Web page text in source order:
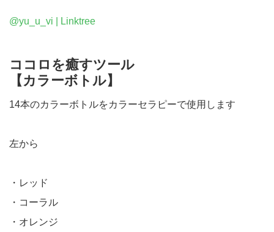
@yu_u_vi | Linktree
ココロを癒すツール
【カラーボトル】
14本のカラーボトルをカラーセラピーで使用します
左から
・レッド
・コーラル
・オレンジ